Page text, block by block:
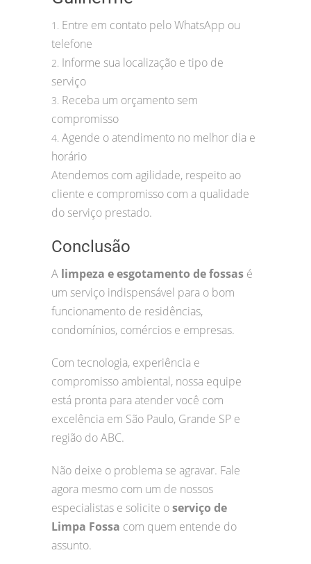
1. Entre em contato pelo WhatsApp ou
telefone
2. Informe sua localização e tipo de
serviço
3. Receba um orçamento sem
compromisso
4. Agende o atendimento no melhor dia e
horário
Atendemos com agilidade, respeito ao
cliente e compromisso com a qualidade
do serviço prestado.
Conclusão
A limpeza e esgotamento de fossas é
um serviço indispensável para o bom
funcionamento de residências,
condomínios, comércios e empresas.
Com tecnologia, experiência e
compromisso ambiental, nossa equipe
está pronta para atender você com
excelência em São Paulo, Grande SP e
região do ABC.
Não deixe o problema se agravar. Fale
agora mesmo com um de nossos
especialistas e solicite oserviço de
Limpa Fossa com quem entende do
assunto.